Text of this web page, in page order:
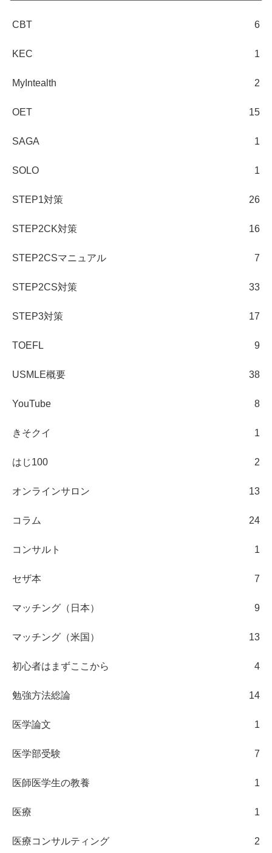
CBT 6
KEC 1
MyIntealth 2
OET 15
SAGA 1
SOLO 1
STEP1対策 26
STEP2CK対策 16
STEP2CSマニュアル 7
STEP2CS対策 33
STEP3対策 17
TOEFL 9
USMLE概要 38
YouTube 8
きそクイ 1
はじ100 2
オンラインサロン 13
コラム 24
コンサルト 1
セザ本 7
マッチング（日本） 9
マッチング（米国） 13
初心者はまずここから 4
勉強方法総論 14
医学論文 1
医学部受験 7
医師医学生の教養 1
医療 1
医療コンサルティング 2